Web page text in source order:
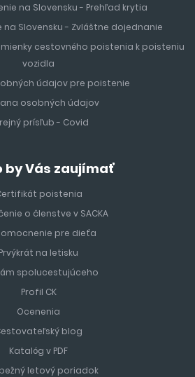
na Slovensku - Prehľad krytia
Slovensku - Zvláštne dojednanie
cestovného poistenia k poisteniu
vozidla
údajov pre poistenie
osobných údajov
prísľub - Covid
by Vás zaujímať
poistenia
o členstve v SACKA
pre dieťa
Prvýkrát na letisku
spolucestujúceho
Profil CK
Ocenenia
blog
Katalóg v PDF
letový poriadok